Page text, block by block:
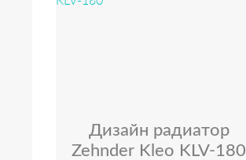
Дизайн радиатор
Zehnder Kleo KLV-180